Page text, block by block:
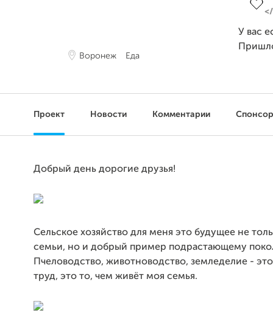
Воронеж Еда
У вас
Проект Новости Комментарии
Добрый день дорогие друзья!
Сельское хозяйство для меня это будущее не
семьи, но и добрый пример подрастающему
Пчеловодство, животноводство, земледелие -
труд, это то, чем живёт моя семья.